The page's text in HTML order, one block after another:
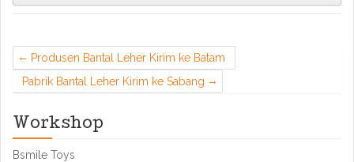
Produsen Bantal Leher Kirim ke Batam
Pabrik Bantal Leher Kirim ke Sabang
Workshop
Bsmile Toys